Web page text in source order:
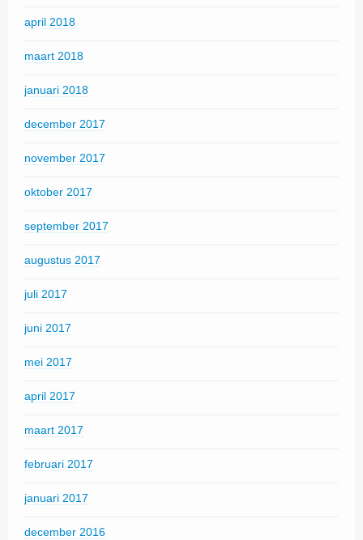
april 2018
maart 2018
januari 2018
december 2017
november 2017
oktober 2017
september 2017
augustus 2017
juli 2017
juni 2017
mei 2017
april 2017
maart 2017
februari 2017
januari 2017
december 2016